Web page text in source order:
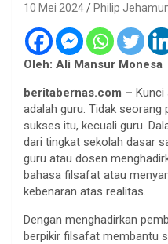
10 Mei 2024 Philip
Oleh: Ali Mansur Monesa
beritabernas.com – Kunci
adalah guru. Tidak seorang
sukses itu, kecuali guru.
dari tingkat sekolah dasar
guru atau dosen
bahasa filsafat atau
kebenaran atas realitas.
Dengan menghadirkan
berpikir filsafat membantu